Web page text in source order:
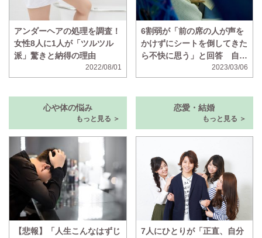
アンダーヘアの処理を調査！
女性8人に1人が「ツルツル
派」驚きと納得の理由
2022/08/01
6割弱が「前の席の人が声を
かけずにシートを倒してきた
ら不快に思う」と回答 自分
は声をかけないのに、声をか
けずに倒されたら不快に思う
2023/03/06
心や体の悩み
もっと見る ＞
【悲報】「人生こんなはずじ
恋愛・結婚
もっと見る ＞
7人にひとりが「正直、自分